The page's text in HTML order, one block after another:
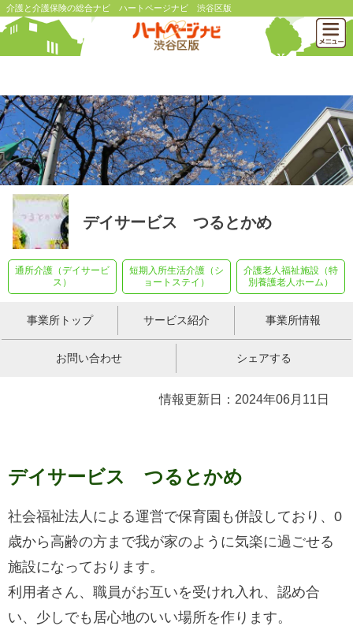
介護と介護保険の総合ナビ ハートページナビ 渋谷区版
デイサービス つるとかめ
通所介護（デイサービ
ス）
短期入所生活介護（シ
ョートステイ）
介護老人福祉施設（特
別養護老人ホーム）
事業所トップ サービス紹介 事業所情報
お問い合わせ シェアする
情報更新日：2024年06月11日
デイサービス つるとかめ
社会福祉法人による運営で保育園も併設しており、0
歳から高齢の方まで我が家のように気楽に過ごせる
施設になっております。
利用者さん、職員がお互いを受けれ入れ、認め合
い、少しでも居心地のいい場所を作ります。